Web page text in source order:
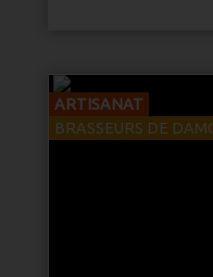
ARTISANAT
BRASSEURS DE